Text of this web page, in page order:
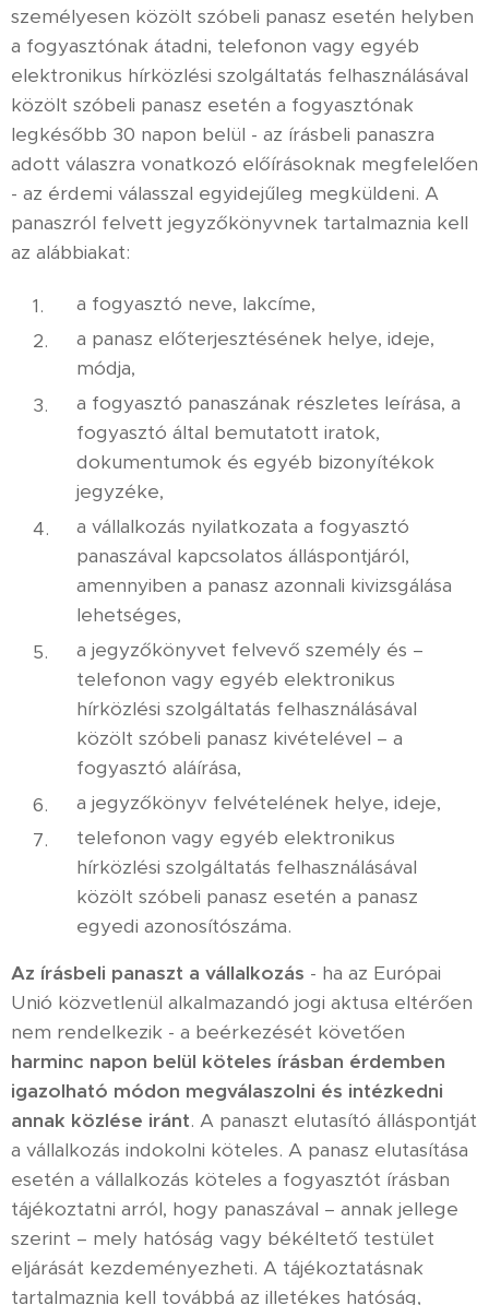
személyesen közölt szóbeli panasz esetén helyben
a fogyasztónak átadni, telefonon vagy egyéb
elektronikus hírközlési szolgáltatás felhasználásával
közölt szóbeli panasz esetén a fogyasztónak
legkésőbb 30 napon belül - az írásbeli panaszra
adott válaszra vonatkozó előírásoknak megfelelően
- az érdemi válasszal egyidejűleg megküldeni. A
panaszról felvett jegyzőkönyvnek tartalmaznia kell
az alábbiakat:
a fogyasztó neve, lakcíme,
a panasz előterjesztésének helye, ideje,
módja,
a fogyasztó panaszának részletes leírása, a
fogyasztó által bemutatott iratok,
dokumentumok és egyéb bizonyítékok
jegyzéke,
a vállalkozás nyilatkozata a fogyasztó
panaszával kapcsolatos álláspontjáról,
amennyiben a panasz azonnali kivizsgálása
lehetséges,
a jegyzőkönyvet felvevő személy és –
telefonon vagy egyéb elektronikus
hírközlési szolgáltatás felhasználásával
közölt szóbeli panasz kivételével – a
fogyasztó aláírása,
a jegyzőkönyv felvételének helye, ideje,
telefonon vagy egyéb elektronikus
hírközlési szolgáltatás felhasználásával
közölt szóbeli panasz esetén a panasz
egyedi azonosítószáma.
Az írásbeli panaszt a vállalkozás - ha az Európai
Unió közvetlenül alkalmazandó jogi aktusa eltérően
nem rendelkezik - a beérkezését követően
harminc napon belül köteles írásban érdemben
igazolható módon megválaszolni és intézkedni
annak közlése iránt. A panaszt elutasító álláspontját
a vállalkozás indokolni köteles. A panasz elutasítása
esetén a vállalkozás köteles a fogyasztót írásban
tájékoztatni arról, hogy panaszával – annak jellege
szerint – mely hatóság vagy békéltető testület
eljárását kezdeményezheti. A tájékoztatásnak
tartalmaznia kell továbbá az illetékes hatóság,